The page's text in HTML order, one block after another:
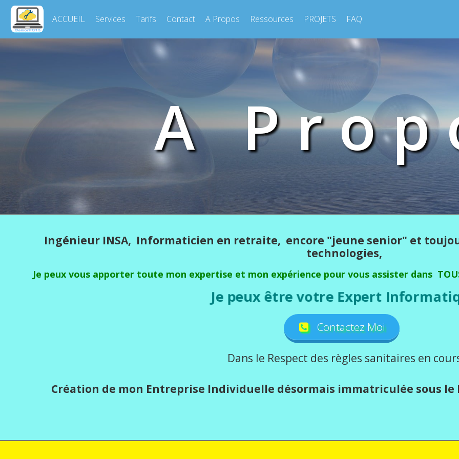
ACCUEIL Services Tarifs Contact A Propos Ressources PROJETS FAQ
A P r o p
Ingénieur INSA, Informaticien en retraite, encore "jeune senior" et
technologies,
Je peux vous apporter toute mon expertise et mon expérience pour vous assister dans
Je peux être votre Expert
Contactez Moi
Dans le Respect des règles sanitaires en
Création de mon Entreprise Individuelle désormais immatriculée sous le